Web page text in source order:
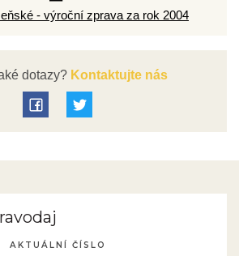
- výroční zprava za rok 2004
dotazy?Kontaktujte nás
AKTUÁLNÍ ČÍSLO